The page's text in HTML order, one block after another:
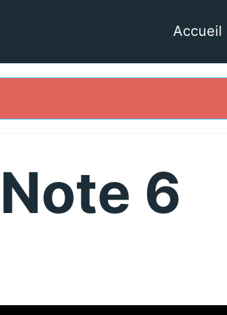
Accueil
Note 6
Facebook